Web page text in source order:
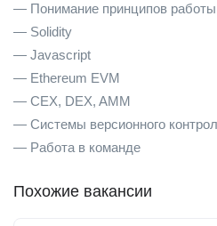
— Понимание принципов работы
— Solidity
— Javascript
— Ethereum EVM
— CEX, DEX, AMM
— Системы версионного
— Работа в команде
Похожие вакансии